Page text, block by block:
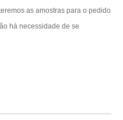
as amostras para o pedido
há necessidade de se